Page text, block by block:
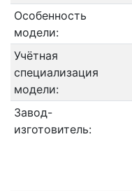
Особенность
модели:
Учётная
специализация
модели:
Завод-
изготовитель: